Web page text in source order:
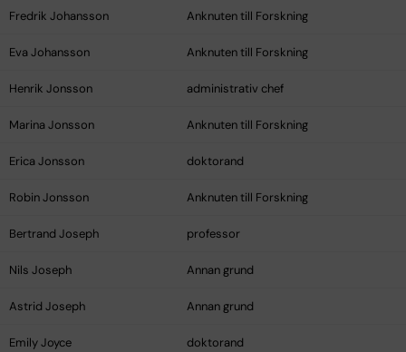
Fredrik Johansson Anknuten till Forskning
Eva Johansson Anknuten till Forskning
Henrik Jonsson administrativ chef
Marina Jonsson Anknuten till Forskning
Erica Jonsson doktorand
Robin Jonsson Anknuten till Forskning
Bertrand Joseph professor
Nils Joseph Annan grund
Astrid Joseph Annan grund
Emily Joyce doktorand